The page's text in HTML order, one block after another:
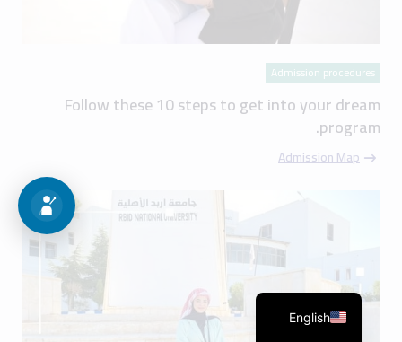
Admission procedures
Follow these 10 steps to get into your dream
program.
Admission Map
English